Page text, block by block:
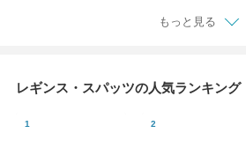
もっと見る
レギンス・スパッツの人気ランキング